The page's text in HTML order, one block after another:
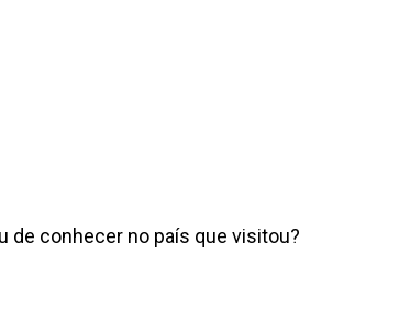
de conhecer no país que visitou?